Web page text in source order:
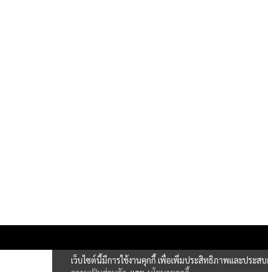
เว็บไซต์นี้มีการใช้งานคุกกี้ เพื่อเพิ่มประสิทธิภาพและประส